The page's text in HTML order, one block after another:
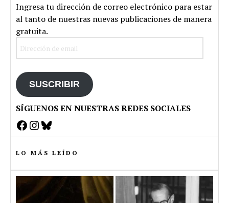
Ingresa tu dirección de correo electrónico para estar
al tanto de nuestras nuevas publicaciones de manera
gratuita.
SUSCRIBIR
SÍGUENOS EN NUESTRAS REDES SOCIALES
Facebook
Instagram
Bluesky
LO MÁS LEÍDO